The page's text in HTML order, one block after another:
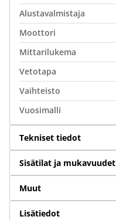
Alustavalmistaja
Moottori
Mittarilukema
Vetotapa
Vaihteisto
Vuosimalli
Tekniset tiedot
Sisätilat ja mukavuudet
Muut
Lisätiedot